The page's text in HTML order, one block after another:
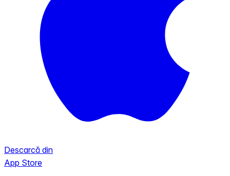
Descarcă din
App Store